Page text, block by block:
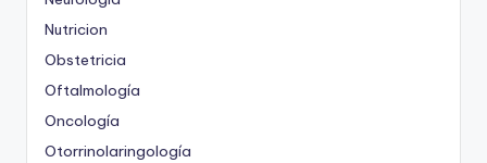
Nutricion
Obstetricia
Oftalmología
Oncología
Otorrinolaringología